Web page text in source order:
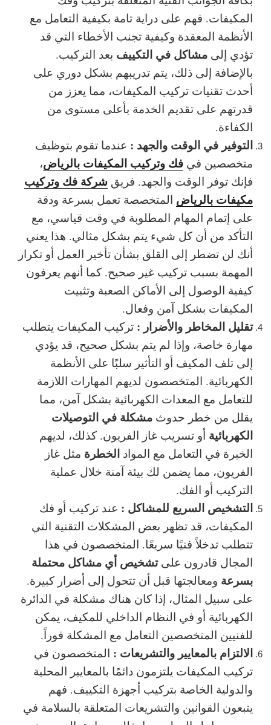
المكيفات. فهم على دراية تامة بكيفية التعامل مع
الأنظمة المعقدة وكيفية تجنب الأخطاء التي قد
تؤدي إلى مشاكل في التكييف بعد التركيب.
بالإضافة إلى ذلك، يتم تدريبهم بشكل دوري على
أحدث تقنيات تركيب المكيفات، مما يعزز من
قدرتهم على تقديم الخدمة بأعلى مستوى من
الكفاءة.
التوفير في الوقت والجهد : عندما تقوم بتوظيف
متخصصين في فك وتركيب المكيفات بالرياض،
فإنك توفر الوقت والجهد. فريق شركة فك وتركيب
مكيفات بالرياض المتخصصة تعمل بسرعة ودقة
على إتمام المهام المطلوبة في وقت قياسي، مع
التأكد من أن كل شيء يتم بشكل مثالي. هذا يعني
أنك لن تضطر إلى القلق بشأن تأخير العمل أو تكرار
المهمة بسبب تركيب غير صحيح. كما أنهم يعرفون
كيفية الوصول إلى الأماكن الصعبة وتثبيت
المكيفات بشكل آمن وفعال.
تقليل المخاطر والأضرار : تركيب المكيفات يتطلب
مهارة خاصة، وإذا لم يتم بشكل صحيح، قد يؤدي
إلى تلف المكيف أو التأثير سلبًا على الأنظمة
الكهربائية. المتخصصون لديهم المهارات اللازمة
للتعامل مع المعدات الكهربائية بشكل آمن، مما
يقلل من خطر حدوث مشكلة في التوصيلات
الكهربائية أو تسريب غاز الفريون. كذلك، لديهم
الخبرة في التعامل مع المواد الخطرة مثل غاز
الفريون، مما يضمن لك بيئة آمنة خلال عملية
التركيب أو الفك.
التشخيص السريع للمشاكل : عند تركيب أو فك
المكيفات، قد تظهر بعض المشكلات التقنية التي
تتطلب تدخلاً فنيًا سريعًا. المتخصصون في هذا
المجال قادرون علىتشخيص أي مشاكل محتملة
بسرعة ومعالجتها قبل أن تتحول إلى أضرار كبيرة.
على سبيل المثال، إذا كان هناك مشكلة في الدائرة
الكهربائية أو في النظام الداخلي للمكيف، يمكن
للفنيين المتخصصين التعامل مع المشكلة فوراً.
الالتزام بالمعايير والتشريعات : المتخصصون في
تركيب المكيفات يلتزمون دائمًا بالمعايير المحلية
والدولية الخاصة بتركيب أجهزة التكييف. فهم
يتبعون القوانين والتشريعات المتعلقة بالسلامة في